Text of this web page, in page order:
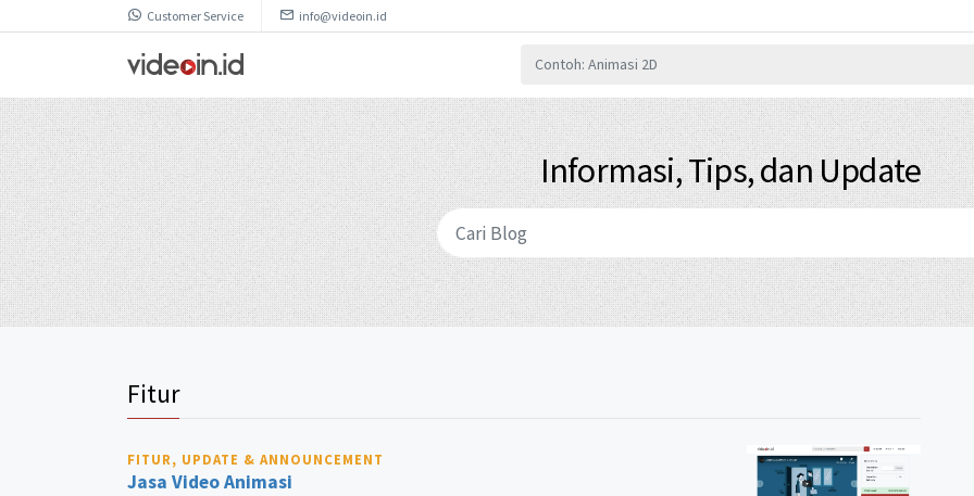
Customer Service info@videoin.id
Informasi, Tips, dan Update
Fitur
FITUR, UPDATE & ANNOUNCEMENT
Jasa Video Animasi